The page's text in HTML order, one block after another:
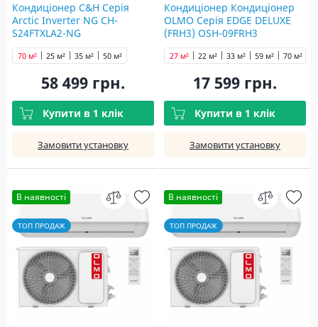
Кондиціонер C&H Серія
Arctic Inverter NG CH-
S24FTXLA2-NG
25 м² 35 м² 50 м²
70 м²
58 499 грн.
Купити в 1 клік
Замовити установку
Кондиціонер Кондиціонер
OLMO Серія EDGE DELUXE
(FRH3) OSH-09FRH3
22 м²
27 м² 33 м² 59 м² 70 м²
17 599 грн.
Купити в 1 клік
Замовити установку
В наявності
ТОП ПРОДАЖ
В наявності
ТОП ПРОДАЖ